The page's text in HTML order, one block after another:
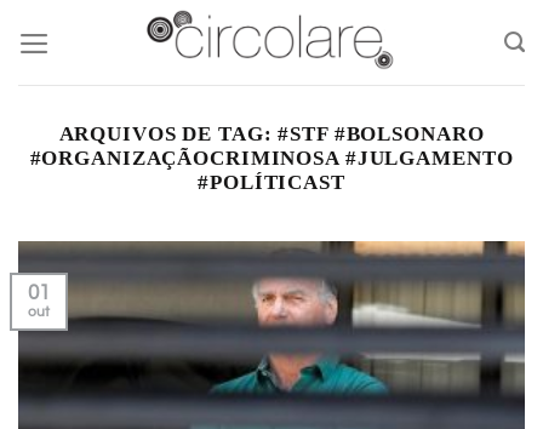
content
ARQUIVOS DE TAG:#STF #BOLSONARO
#ORGANIZAÇÃOCRIMINOSA #JULGAMENTO
#POLÍTICAST
01
out